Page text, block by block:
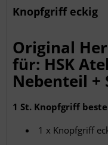
Knopfgriff eckig
Original
für: HSK
Nebenteil +
1 St. Knopfgriff
1 x Knopfgriff